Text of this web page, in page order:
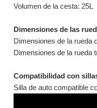
Volumen de la cesta: 25L
Dimensiones de las
Dimensiones de la rueda
Dimensiones de la rueda
Compatibilidad con
Silla de auto compatible